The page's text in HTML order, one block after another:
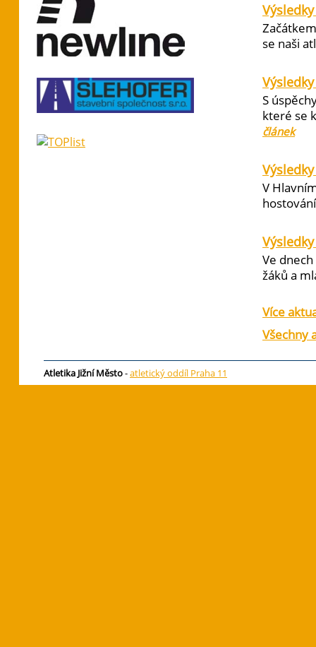
se naši
S
které se
článek
V
Ve
žáků a
Více
Všechny
Atletika Jižní Město-atletický oddíl Praha 11